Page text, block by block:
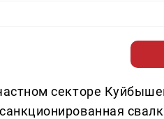
секторе